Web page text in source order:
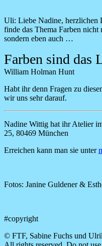
Uli: Liebe Nadine, herzlichen
finde das Thema Farben nicht
sondern eben auch …
Farben sind das
William Holman Hunt
Habt ihr denn Fragen zu
wir uns sehr darauf.
Nadine Wittig hat ihr Atelier
25, 80469 München
Erreichen kann man sie unter
Fotos: Janine Guldener &
#copyright
© FTF, Sabine Fuchs und